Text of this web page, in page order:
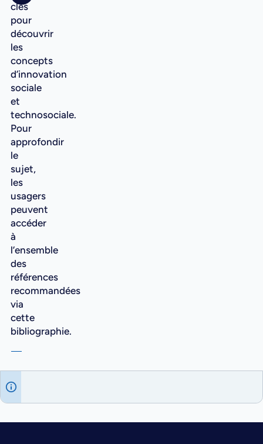
clés
pour
découvrir
les
concepts
d’innovation
sociale
et
technosociale.
Pour
approfondir
le
sujet,
les
usagers
peuvent
accéder
à
l’ensemble
des
références
recommandées
via
cette
bibliographie.